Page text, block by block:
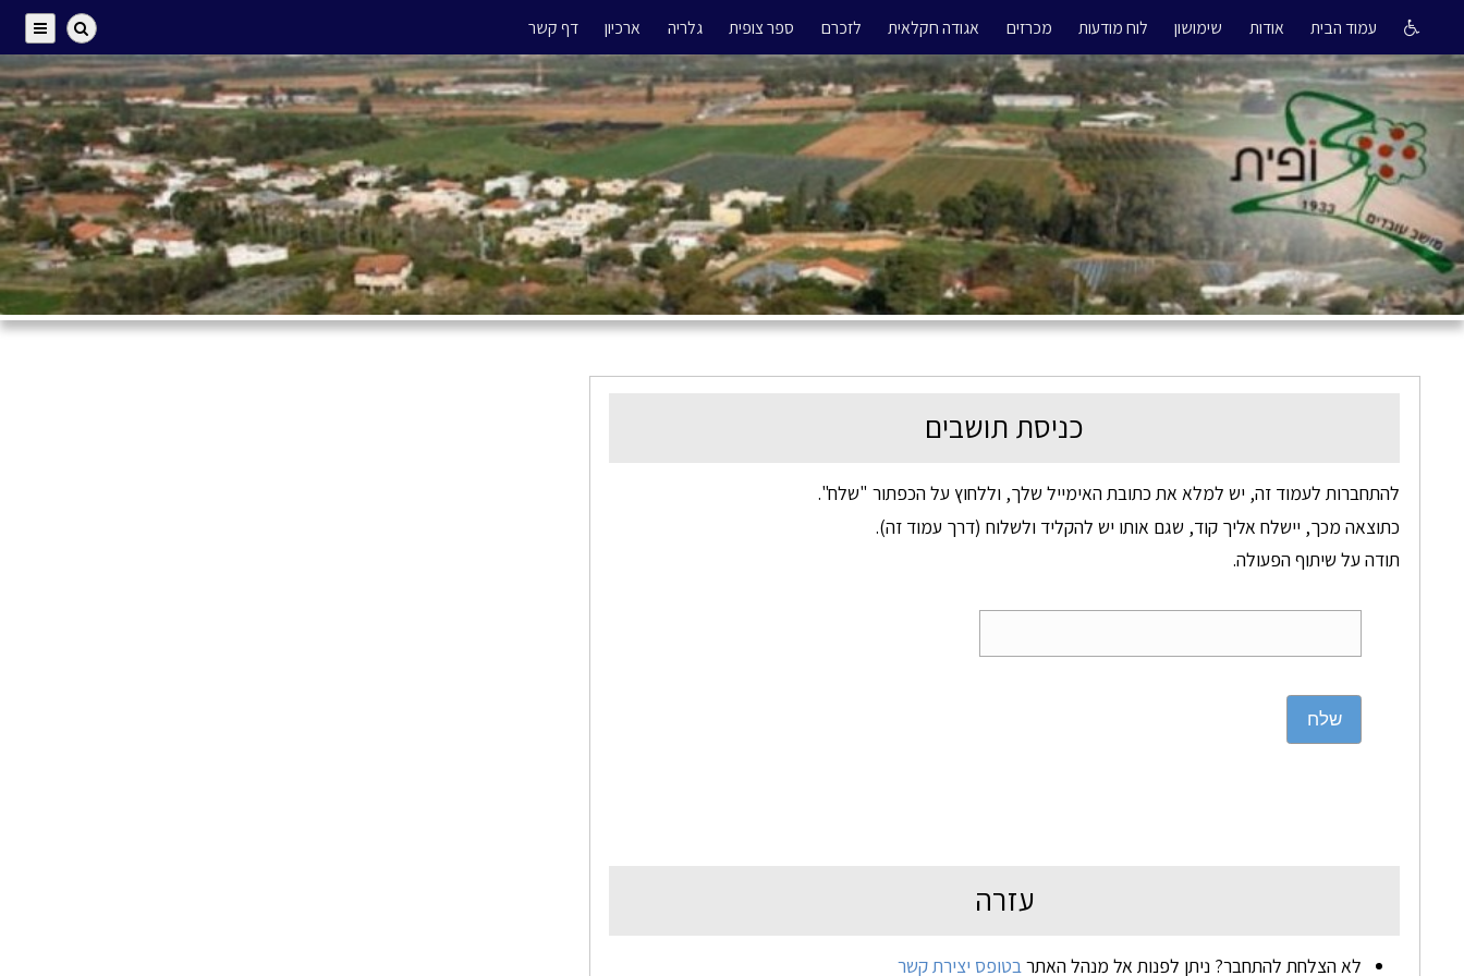
עמוד הבית אודות שימושון לוח מודעות מכרזים אגודה חקלאית לזכרם ספר צופית גלריה ארכיון דף קשר
כניסת תושבים
להתחברות לעמוד זה, יש למלא את כתובת האימייל שלך, וללחוץ על הכפתור "שלח".
כתוצאה מכך, יישלח אליך קוד, שגם אותו יש להקליד ולשלוח (דרך עמוד זה).
תודה על שיתוף הפעולה.
שלח
עזרה
לא הצלחת להתחבר? ניתן לפנות אל מנהל האתרבטופס יצירת קשר